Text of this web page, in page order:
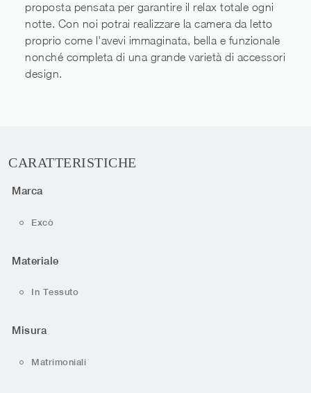
proposta pensata per garantire il relax totale ogni
notte. Con noi potrai realizzare la camera da letto
proprio come l'avevi immaginata, bella e funzionale
nonché completa di una grande varietà di accessori
design.
CARATTERISTICHE
Marca
Excò
Materiale
In Tessuto
Misura
Matrimoniali